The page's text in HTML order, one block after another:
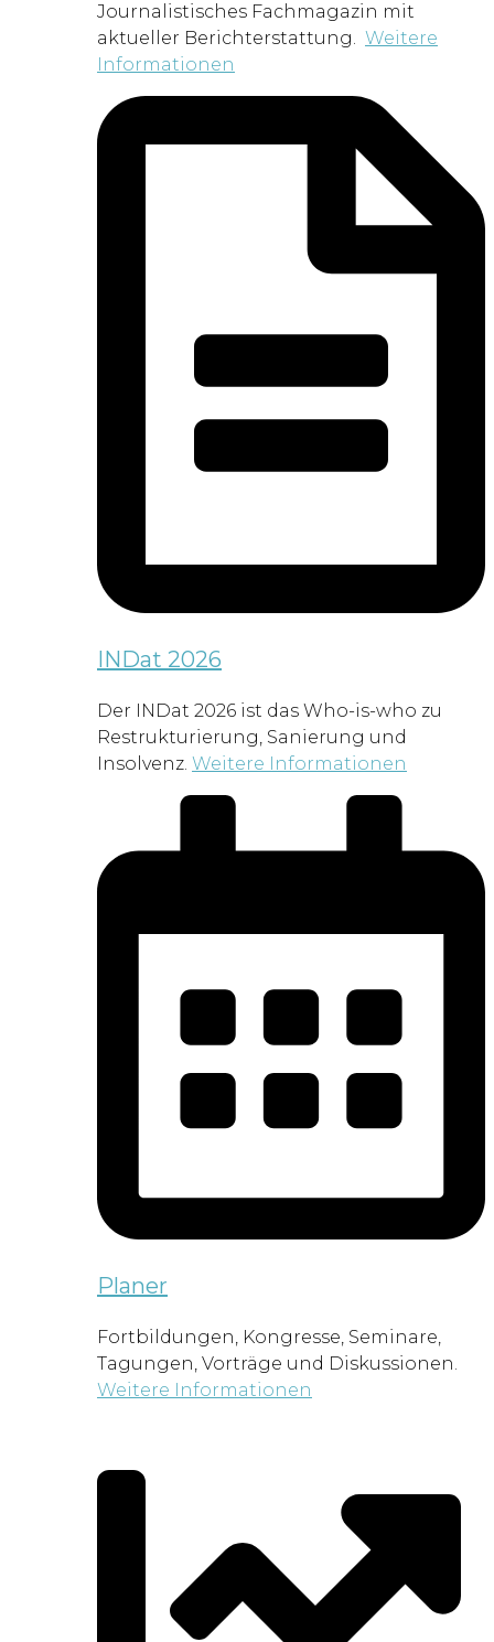
Journalistisches Fachmagazin mit
aktueller Berichterstattung. Weitere
Informationen
INDat 2026
Der INDat 2026 ist das Who-is-who zu
Restrukturierung, Sanierung und
Insolvenz. Weitere Informationen
Planer
Fortbildungen, Kongresse, Seminare,
Tagungen, Vorträge und Diskussionen.
Weitere Informationen